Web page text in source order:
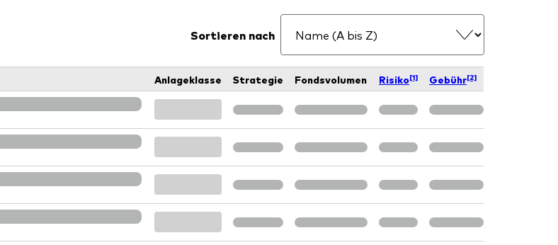
Sortieren nach
Anlageklasse Strategie Fondsvolumen Risiko[1] Gebühr[2]